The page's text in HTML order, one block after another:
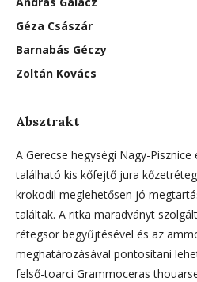
Géza Császár
Barnabás Géczy
Zoltán Kovács
Absztrakt
A Gerecse hegységi Nagy-
található kis kőfejtő jura
krokodil meglehetősen jó
találtak. A ritka maradványt
rétegsor begyűjtésével és az
meghatározásával pontosítani
felső-toarci Grammoceras